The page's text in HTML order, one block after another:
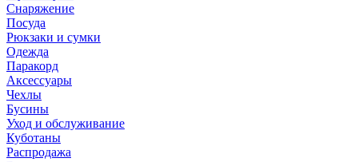
Снаряжение
Посуда
Рюкзаки и сумки
Одежда
Паракорд
Аксессуары
Чехлы
Бусины
Уход и обслуживание
Куботаны
Распродажа